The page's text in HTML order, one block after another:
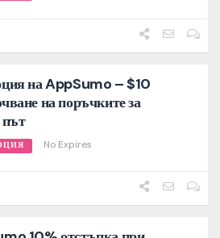
на AppSumo – $10
на поръчките за
No Expires